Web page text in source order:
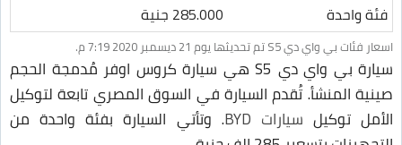
فئة واحدة
285.000 جنية
اسعار فئات بي واي دي S5 تم تحديثها يوم 21 ديسمبر 2020 7:19 م.
سيارة بي واي دي S5 هي سيارة كروس اوفر مُدمجة الحجم
صينية المنشأ. تُقدم السيارة في السوق المصري تابعة لتوكيل
الأمل توكيل سيارات BYD
. وتأتي السيارة بفئة واحدة من